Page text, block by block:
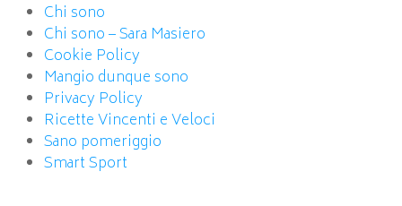
Chi sono
Chi sono – Sara Masiero
Cookie Policy
Mangio dunque sono
Privacy Policy
Ricette Vincenti e Veloci
Sano pomeriggio
Smart Sport